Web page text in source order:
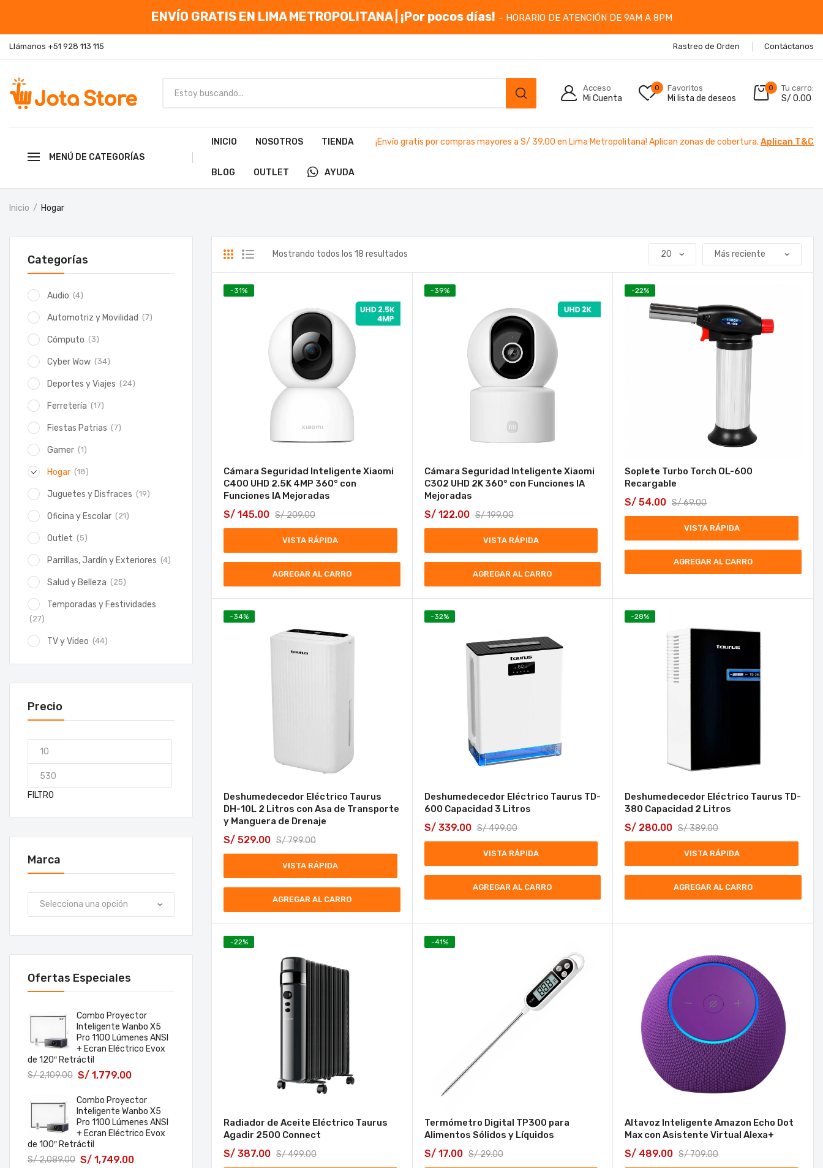
ENVÍO GRATIS EN LIMA METROPOLITANA | ¡Por pocos días! – HORARIO DE ATENCIÓN DE 9AM A 8PM
Llámanos +51 928 113 115 Rastreo de Orden Contáctanos
Acceso
Mi Cuenta
0 Favoritos
Mi lista de deseos
0 Tu carro:
S/ 0.00
MENÚ DE CATEGORÍAS
INICIO NOSOTROS TIENDA
BLOG OUTLET AYUDA
¡Envío gratis por compras mayores a S/ 39.00 en Lima Metropolitana! Aplican zonas de cobertura. Aplican T&C
Inicio Hogar
Mostrando todos los 18 resultados
-31%
Cámara Seguridad Inteligente Xiaomi
C400 UHD 2.5K 4MP 360° con
Funciones IA Mejoradas
S/209.00
S/ 145.00
VISTA RÁPIDA
AGREGAR AL CARRO
-39%
Cámara Seguridad Inteligente Xiaomi
C302 UHD 2K 360° con Funciones IA
Mejoradas
S/199.00
S/122.00
VISTA RÁPIDA
AGREGAR AL CARRO
-22%
Soplete Turbo Torch OL-600
Recargable
S/69.00
S/ 54.00
VISTA RÁPIDA
AGREGAR AL CARRO
-34%
Deshumedecedor Eléctrico Taurus
DH-10L 2 Litros con Asa de Transporte
y Manguera de Drenaje
S/799.00
S/ 529.00
VISTA RÁPIDA
AGREGAR AL CARRO
-32%
Deshumedecedor Eléctrico Taurus TD-
600 Capacidad 3 Litros
S/499.00
S/ 339.00
VISTA RÁPIDA
AGREGAR AL CARRO
-28%
Deshumedecedor Eléctrico Taurus TD-
380 Capacidad 2 Litros
S/389.00
S/ 280.00
VISTA RÁPIDA
AGREGAR AL CARRO
-22%
Radiador de Aceite Eléctrico Taurus
Agadir 2500 Connect
S/499.00
S/ 387.00
-41%
Termómetro Digital TP300 para
Alimentos Sólidos y Líquidos
S/29.00
S/17.00
Altavoz Inteligente Amazon Echo Dot
Max con Asistente Virtual Alexa+
S/709.00
S/ 489.00
Categorías
Audio (4)
Automotriz y Movilidad (7)
Cómputo (3)
Cyber Wow (34)
Deportes y Viajes (24)
Ferretería (17)
Fiestas Patrias (7)
Gamer (1)
Hogar (18)
Juguetes y Disfraces (19)
Oficina y Escolar (21)
Outlet (5)
Parrillas, Jardín y Exteriores (4)
Salud y Belleza (25)
Temporadas y Festividades
(27)
TV y Video (44)
Precio
FILTRO
Marca
Ofertas Especiales
Combo Proyector
Inteligente Wanbo X5
Pro 1100 Lúmenes ANSI
+ Ecran Eléctrico Evox
de 120″ Retráctil
S/2,109.00 S/ 1,779.00
Combo Proyector
Inteligente Wanbo X5
Pro 1100 Lúmenes ANSI
+ Ecran Eléctrico Evox
de 100″ Retráctil
S/2,089.00 S/ 1,749.00